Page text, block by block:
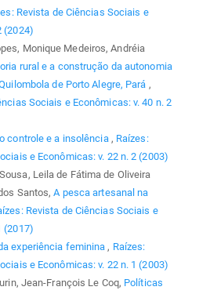
Revista de Ciências Sociais e
(2024)
Monique Medeiros, Andréia
rural e a construção da autonomia
de Porto Alegre, Pará ,
Sociais e Econômicas: v. 40 n. 2
controle e a insolência , Raízes:
e Econômicas: v. 22 n. 2 (2003)
Leila de Fátima de Oliveira
Santos,A pesca artesanal na
Revista de Ciências Sociais e
(2017)
experiência feminina, Raízes:
e Econômicas: v. 22 n. 1 (2003)
Jean-François Le Coq, Políticas